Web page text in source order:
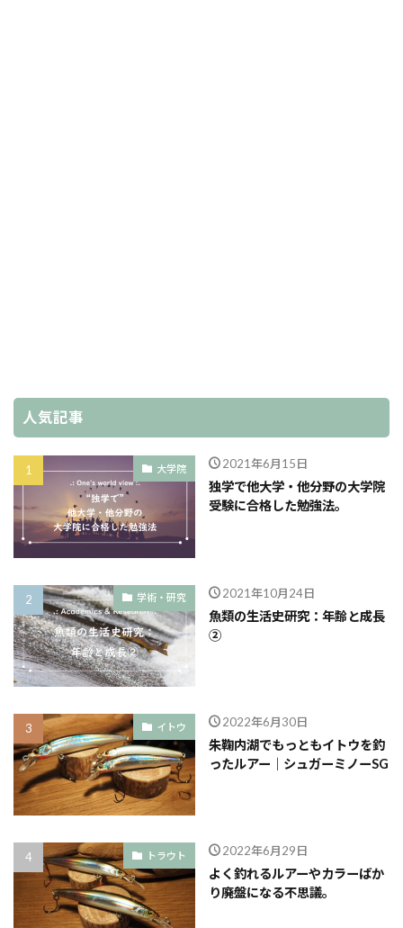
人気記事
大学院 2021年6月15日
独学で他大学・他分野の大学院
受験に合格した勉強法。
学術・研究 2021年10月24日
魚類の生活史研究：年齢と成長
②
イトウ 2022年6月30日
朱鞠内湖でもっともイトウを釣
ったルアー｜シュガーミノーSG
トラウト 2022年6月29日
よく釣れるルアーやカラーばか
り廃盤になる不思議。